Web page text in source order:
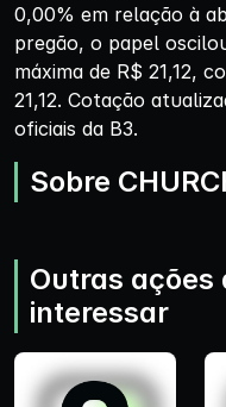
0,00% em relação à
pregão, o papel
máxima de R$ 21,12,
21,12. Cotação
oficiais da B3.
Sobre
Outras ações
interessar